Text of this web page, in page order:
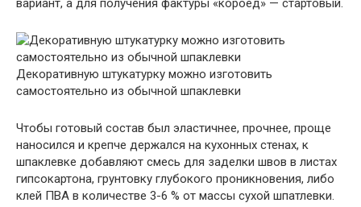
Декоративную штукатурку можно изготовить
самостоятельно из обычной шпаклевки
Чтобы готовый состав был эластичнее, прочнее, проще
наносился и крепче держался на кухонных стенах, к
шпаклевке добавляют смесь для заделки швов в листах
гипсокартона, грунтовку глубокого проникновения, либо
клей ПВА в количестве 3-6 % от массы сухой шпатлевки.